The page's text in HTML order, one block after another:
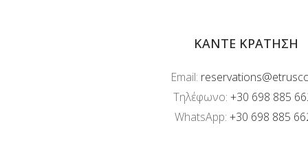
ΚΆΝΤΕ ΚΡΆΤΗΣΗ
Email:
Τηλέφωνο:+30 698 885
WhatsApp: +30 698 885